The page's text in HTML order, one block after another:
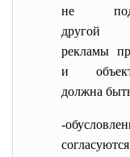
не
другой
рекламы
и
должна
-